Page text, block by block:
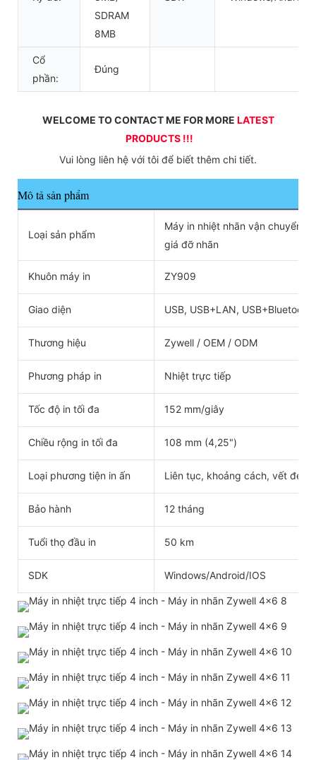
SDRAM
8MB
Cổ
phần:
Đúng
WELCOME TO CONTACT ME FOR MORE LATEST
PRODUCTS !!!
Vui lòng liên hệ với tôi để biết thêm chi tiết.
Mô tả sản phẩm
Loại sản phẩm
Máy in nhiệt nhãn vận chuyển
giá đỡ nhãn
Khuôn máy in ZY909
Giao diện USB, USB+LAN,
Thương hiệu Zywell / OEM / ODM
Phương pháp in Nhiệt trực tiếp
Tốc độ in tối đa 152 mm/giây
Chiều rộng in tối đa 108 mm (4,25")
Loại phương tiện in ấn Liên tục, khoảng cách, vết đen,
Bảo hành 12 tháng
Tuổi thọ đầu in 50 km
SDK Windows/Android/IOS